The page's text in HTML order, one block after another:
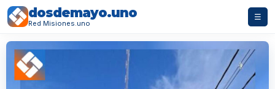
dosdemayo.uno
Red Misiones.uno
☰